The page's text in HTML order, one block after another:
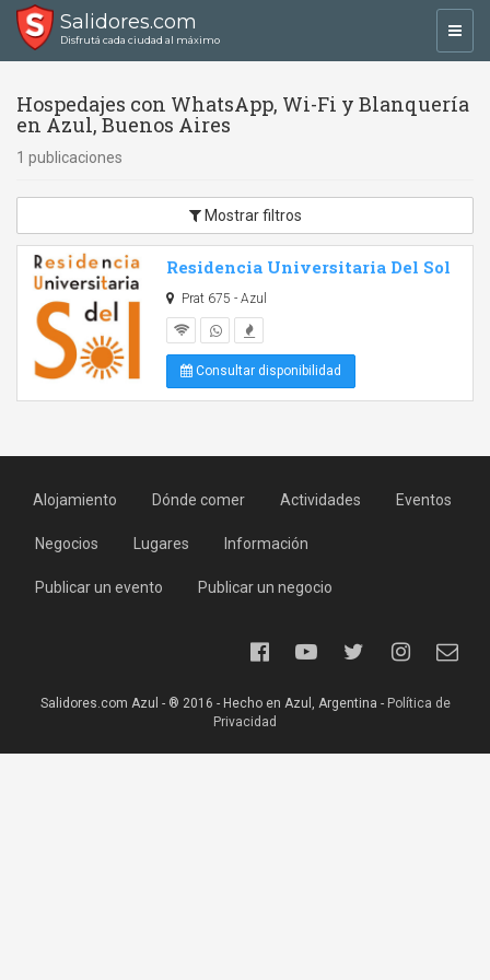
Salidores.com
Disfrutá cada ciudad al máximo
Hospedajes con WhatsApp, Wi-Fi y Blanquería
en Azul, Buenos Aires
1 publicaciones
Mostrar filtros
Residencia Universitaria Del Sol
Prat 675 - Azul
Consultar disponibilidad
Alojamiento Dónde comer Actividades Eventos
Negocios Lugares Información
Publicar un evento Publicar un negocio
Salidores.com Azul - ® 2016 - Hecho en Azul, Argentina - Política de
Privacidad